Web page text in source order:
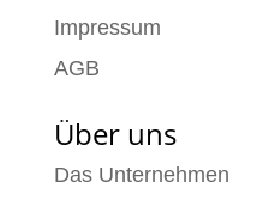
Impressum
AGB
Über uns
Das Unternehmen